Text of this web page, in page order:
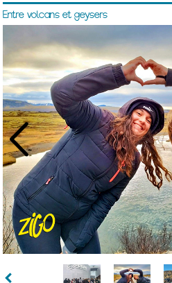
Entre volcans et geysers